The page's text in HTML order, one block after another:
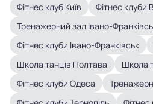
Фітнес клуб Київ
Фітнес клуби
Тренажерний зал Івано-
Фітнес клуби Івано-Франківськ
Школа танців Полтава
Школа
Фітнес клуби Одеса